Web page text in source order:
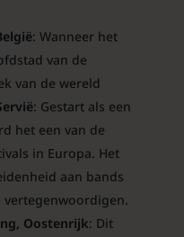
: Wanneer het
van de
van de wereld
: Gestart als een
het een van de
in Europa. Het
aan bands
vertegenwoordigen.
Oostenrijk: Dit